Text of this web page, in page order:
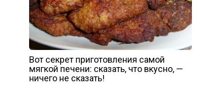
Вот секрет приготовления самой
мягкой печени: сказать, что вкусно, —
ничего не сказать!